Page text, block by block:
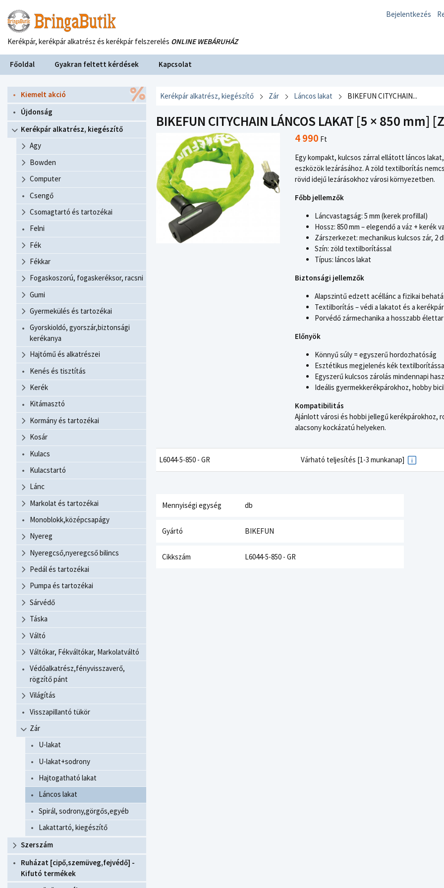
Bejelentkezés
Kerékpár, kerékpár alkatrész és kerékpár felszerelés ONLINE WEBÁRUHÁZ
Főoldal Gyakran feltett kérdések Kapcsolat
Kiemelt akció
Újdonság
Kerékpár alkatrész, kiegészítő
Agy
Bowden
Computer
Csengő
Csomagtartó és tartozékai
Felni
Fék
Fékkar
Fogaskoszorú, fogaskeréksor, racsni
Gumi
Gyermekülés és tartozékai
Gyorskioldó, gyorszár,biztonsági
kerékanya
Hajtómű és alkatrészei
Kenés és tisztítás
Kerék
Kitámasztó
Kormány és tartozékai
Kosár
Kulacs
Kulacstartó
Lánc
Markolat és tartozékai
Monoblokk,középcsapágy
Nyereg
Nyeregcső,nyeregcső bilincs
Pedál és tartozékai
Pumpa és tartozékai
Sárvédő
Táska
Váltó
Váltókar, Fékváltókar, Markolatváltó
Védőalkatrész,fényvisszaverő,
rögzítő pánt
Világítás
Visszapillantó tükör
Zár
U-lakat
U-lakat+sodrony
Hajtogatható lakat
Láncos lakat
Spirál, sodrony,görgős,egyéb
Lakattartó, kiegészítő
Szerszám
Ruházat [cipő,szemüveg,fejvédő] -
Kifutó termékek
Kerékpár alkatrész, kiegészítő Zár Láncos lakat BIKEFUN CITYCHAIN...
BIKEFUN CITYCHAIN LÁNCOS LAKAT [5 × 850 mm]
4 990 Ft
Egy kompakt, kulcsos zárral ellátott láncos
eszközök lezárásához. A zöld textilborítás
rövid idejű lezárásokhoz városi környezetben.
Főbb jellemzők
Láncvastagság: 5 mm (kerek profillal)
Hossz: 850 mm – elegendő a váz + kerék
Zárszerkezet: mechanikus kulcsos zár, 2
Szín: zöld textilborítással
Típus: láncos lakat
Biztonsági jellemzők
Alapszintű edzett acéllánc a fizikai
Textilborítás – védi a lakatot és a
Porvédő zármechanika a hosszabb
Előnyök
Könnyű súly = egyszerű hordozhatóság
Esztétikus megjelenés kék
Egyszerű kulcsos zárolás mindennapi
Ideális gyermekkerékpárokhoz, hobby
Kompatibilitás
Ajánlott városi és hobbi jellegű kerékpárokhoz,
alacsony kockázatú helyeken.
L6044-5-850 - GR Várható teljesítés [1-3 munkanap]
Mennyiségi egység db
Gyártó BIKEFUN
Cikkszám L6044-5-850 - GR